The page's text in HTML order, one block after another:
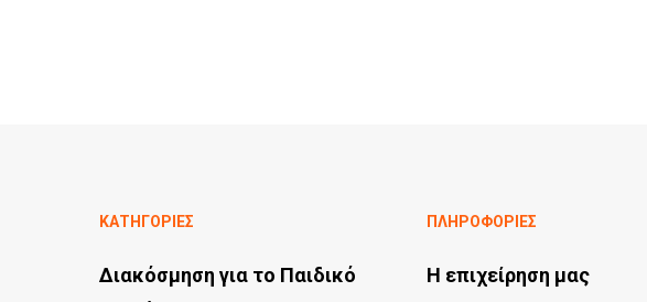
ΚΑΤΗΓΟΡΙΕΣ
Διακόσμηση για το Παιδικό
ΠΛΗΡΟΦΟΡΙΕΣ
Η επιχείρηση μας